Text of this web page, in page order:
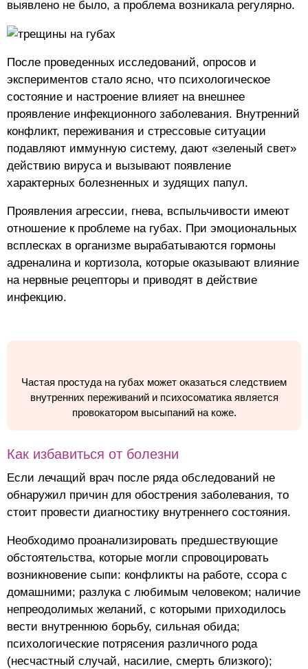
выявлено не было, а проблема возникала регулярно.
После проведенных исследований, опросов и
экспериментов стало ясно, что психологическое
состояние и настроение влияет на внешнее
проявление инфекционного заболевания. Внутренний
конфликт, переживания и стрессовые ситуации
подавляют иммунную систему, дают «зеленый свет»
действию вируса и вызывают появление
характерных болезненных и зудящих папул.
Проявления агрессии, гнева, вспыльчивости имеют
отношение к проблеме на губах. При эмоциональных
всплесках в организме вырабатываются гормоны
адреналина и кортизола, которые оказывают влияние
на нервные рецепторы и приводят в действие
инфекцию.
Частая простуда на губах может оказаться следствием
внутренних переживаний и психосоматика является
провокатором высыпаний на коже.
Как избавиться от болезни
Если лечащий врач после ряда обследований не
обнаружил причин для обострения заболевания, то
стоит провести диагностику внутреннего состояния.
Необходимо проанализировать предшествующие
обстоятельства, которые могли спровоцировать
возникновение сыпи: конфликты на работе, ссора с
домашними; разлука с любимым человеком; наличие
непреодолимых желаний, с которыми приходилось
вести внутреннюю борьбу, сильная обида;
психологические потрясения различного рода
(несчастный случай, насилие, смерть близкого);